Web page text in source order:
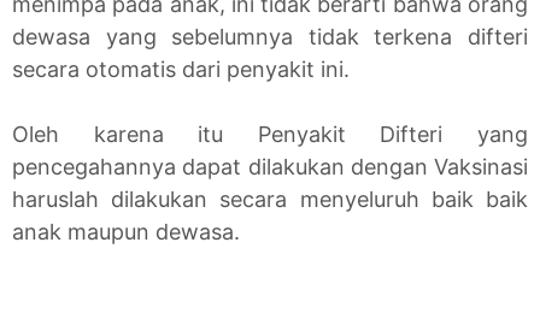
dewasa yang sebelumnya tidak terkena difteri
secara otomatis dari penyakit ini.
Oleh karena itu Penyakit Difteri yang
pencegahannya dapat dilakukan dengan Vaksinasi
haruslah dilakukan secara menyeluruh baik baik
anak maupun dewasa.